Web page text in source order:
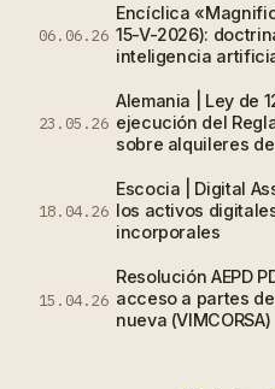
06.06.26
Encíclica
15-V-2026):
inteligencia
23.05.26
Alemania | Ley de
ejecución del
sobre alquileres
18.04.26
Escocia | Digital
los activos
incorporales
15.04.26
Resolución AEPD
acceso a partes
nueva (VIMCORSA)